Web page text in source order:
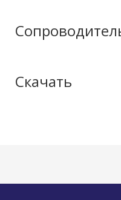
При заключении
Скачать